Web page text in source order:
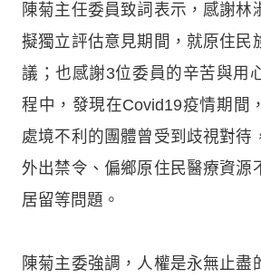
陳菊主任委員致詞表示，感謝林
擬獨立評估意見期間，就原住民
議；也感謝3位委員的辛苦與用
程中，發現在Covid19疫情期間
處境不利的團體曾受到歧視對待
外出禁令、偏鄉原住民醫療資源
居留等問題。
陳菊主委強調，人權是永無止盡